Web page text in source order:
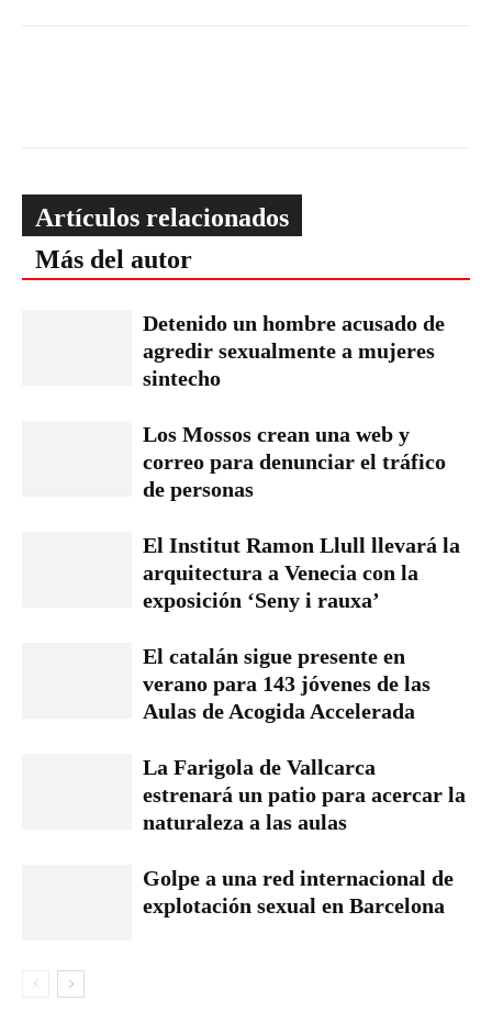
Artículos relacionados
Más del autor
Detenido un hombre acusado de
agredir sexualmente a mujeres
sintecho
Los Mossos crean una web y
correo para denunciar el tráfico
de personas
El Institut Ramon Llull llevará la
arquitectura a Venecia con la
exposición ‘Seny i rauxa’
El catalán sigue presente en
verano para 143 jóvenes de las
Aulas de Acogida Accelerada
La Farigola de Vallcarca
estrenará un patio para acercar la
naturaleza a las aulas
Golpe a una red internacional de
explotación sexual en Barcelona